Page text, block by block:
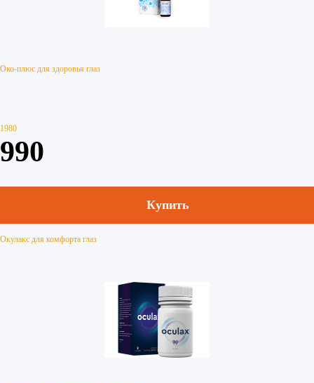
Око-плюс для здоровья глаз
1980
990
Купить
Окулакс для комфорта глаз